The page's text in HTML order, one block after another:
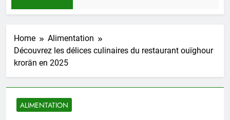
Home
Alimentation
Découvrez les délices culinaires du restaurant ouïghour
krorän en 2025
ALIMENTATION